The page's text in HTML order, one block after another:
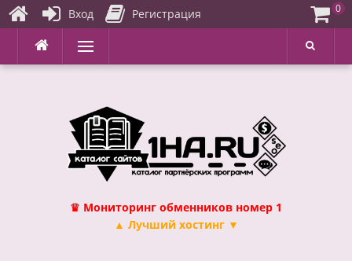
Перейти
содержимому
Меню
♛ Мониторинг обменников номер 1
▲ Лучший хостинг ▼
Вход Регистрация 0